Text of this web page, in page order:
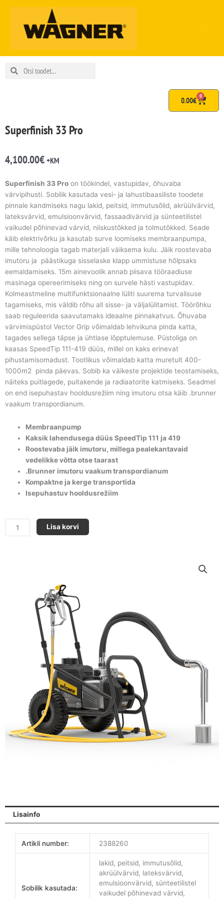
content
SearchSearch
0.00€ 0
Cart
Superfinish 33 Pro
4,100.00€+KM
Superfinish 33 Pro on töökindel, vastupidav, õhuvaba
värvipihusti. Sobilik kasutada vesi- ja lahustibaasiliste toodete
pinnale kandmiseks nagu lakid, peitsid, immutusõlid, akrüülvärvid,
lateksvärvid, emulsioonvärvid, fassaadivärvid ja sünteetilistel
vaikudel põhinevad värvid, niiskustõkked ja tolmutõkked. Seade
käib elektrivõrku ja kasutab surve loomiseks membraanpumpa,
mille tehnoloogia tagab materjali väiksema kulu. Jäik roostevaba
imutoru ja päästikuga sisselaske klapp ummistuse hõlpsaks
eemaldamiseks. 15m ainevoolik annab piisava tööraadiuse
masinaga opereerimiseks ning on survele hästi vastupidav.
Kolmeastmeline multifunktsionaalne lüliti suurema turvalisuse
tagamiseks, mis väldib rõhu all sisse- ja väljalülitamist. Töörõhku
saab reguleerida saavutamaks ideaalne pinnakatvus. Õhuvaba
värvimispüstol Vector Grip võimaldab lehvikuna pinda katta,
tagades sellega täpse ja ühtlase lõpptulemuse. Püstoliga on
kaasas SpeedTip 111-419 düüs, millel on kaks erinevat
pihustamisomadust. Tootlikus võimaldab katta muretult 400-
1000m2 pinda päevas. Sobib ka väikeste projektide teostamiseks,
näiteks puitlagede, puitakende ja radiaatorite katmiseks. Seadmel
on end isepuhastav hooldusrežiim ning imutoru otsa käib .brunner
vaakum transpordianum.
Membraanpump
Kaksik lahendusega düüs SpeedTip 111 ja 419
Roostevaba jäik imutoru, millega pealekantavaid
vedelikke võtta otse taarast
.Brunner imutoru vaakum transpordianum
Kompaktne ja kerge transportida
Isepuhastuv hooldusrežiim
Superfinish
33
Lisa korvi
Lisainfo
Artikli number: 2388260
Sobilik kasutada:
lakid, peitsid, immutusõlid,
akrüülvärvid, lateksvärvid,
emulsioonvärvid, sünteetilistel
vaikudel põhinevad värvid,